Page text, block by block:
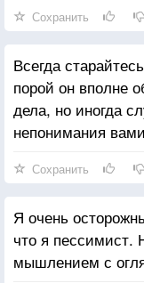
Сохранить
Всегда
порой он вполне
дела, но иногда
непонимания
Сохранить
Я очень
что я пессимист.
мышлением с